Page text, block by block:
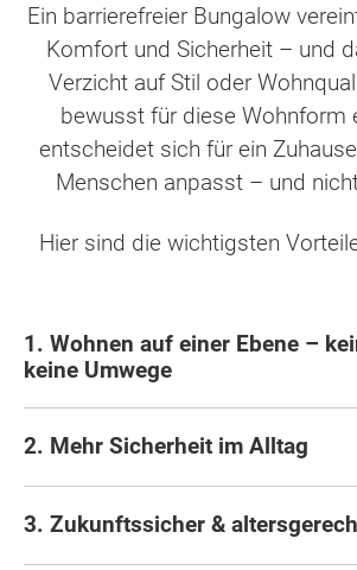
Ein barrierefreier Bungalow
Komfort und Sicherheit – und
Verzicht auf Stil oder
bewusst für diese Wohnform
entscheidet sich für ein
Menschen anpasst – und
Hier sind die wichtigsten
1. Wohnen auf einer Ebene –
keine Umwege
2. Mehr Sicherheit im Alltag
3. Zukunftssicher &